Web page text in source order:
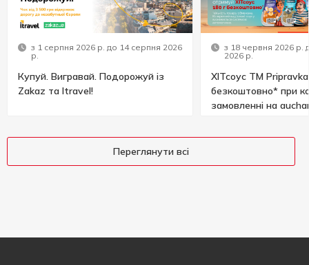
з 1 серпня 2026 р. до 14 серпня 2026
р.
Купуй. Вигравай. Подорожуй із
Zakaz та Itravel!
з 18 червня 2026 р.
2026 р.
ХІТсоус ТМ
безкоштовно* при
замовленні на
Переглянути всі